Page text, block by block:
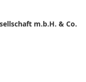
m.b.H. & Co.